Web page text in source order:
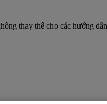
thay thế cho các hướng